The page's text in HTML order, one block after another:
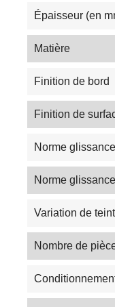
Épaisseur (en
Matière
Finition de bord
Finition de
Norme
Norme
Variation de
Nombre de